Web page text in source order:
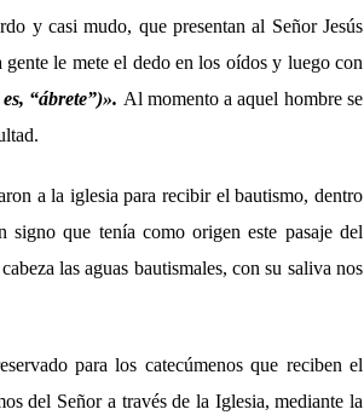
y casi mudo, que presentan al Señor Jesús
le mete el dedo en los oídos y luego con
“ábrete”)». Al momento a aquel hombre se
a la iglesia para recibir el bautismo, dentro
signo que tenía como origen este pasaje del
las aguas bautismales, con su saliva nos
para los catecúmenos que reciben el
del Señor a través de la Iglesia, mediante la